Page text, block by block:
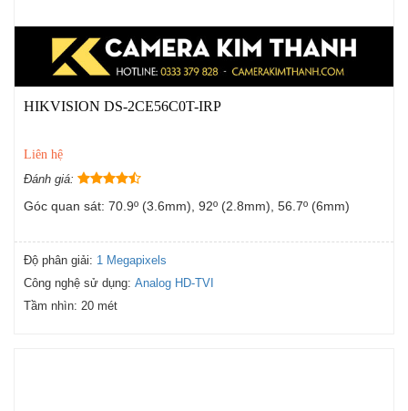
HIKVISION DS-2CE56C0T-IRP
Liên hệ
Đánh giá:
Góc quan sát: 70.9º (3.6mm), 92º (2.8mm), 56.7º (6mm)
Độ phân giải: 1 Megapixels
Công nghệ sử dụng: Analog HD-TVI
Tầm nhìn: 20 mét